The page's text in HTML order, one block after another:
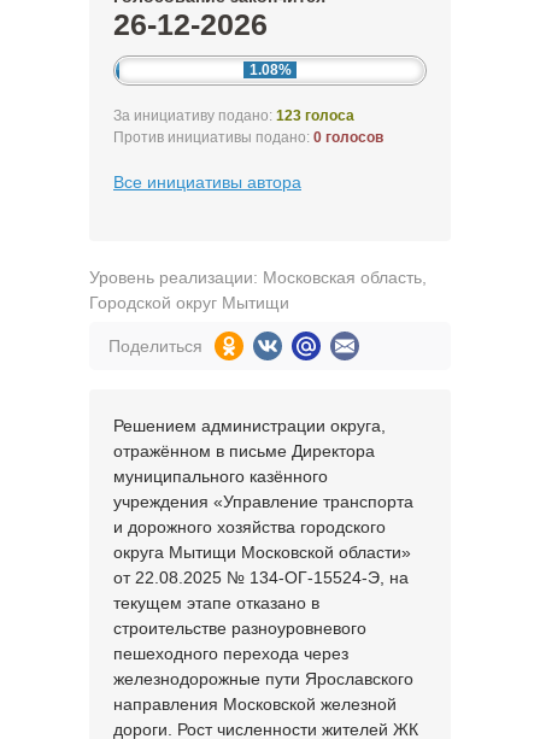
26-12-2026
1.08%
За инициативу подано: 123 голоса
Против инициативы подано: 0 голосов
Все инициативы автора
Уровень реализации: Московская область,
Городской округ Мытищи
Поделиться
Решением администрации округа,
отражённом в письме Директора
муниципального казённого
учреждения «Управление транспорта
и дорожного хозяйства городского
округа Мытищи Московской области»
от 22.08.2025 № 134-ОГ-15524-Э, на
текущем этапе отказано в
строительстве разноуровневого
пешеходного перехода через
железнодорожные пути Ярославского
направления Московской железной
дороги. Рост численности жителей ЖК